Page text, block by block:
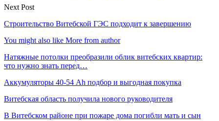
Next Post
Строительство Витебской ГЭС подходит к завершению
You might also like More from author
Натяжные потолки преобразили облик витебских квартир:
что нужно знать перед…
Аккумуляторы 40-54 Ah подбор и выгодная покупка
Витебская область получила нового руководителя
В Витебском районе при пожаре дома погибли мать и сын